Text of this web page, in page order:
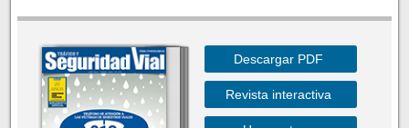
Descargar PDF
Revista interactiva